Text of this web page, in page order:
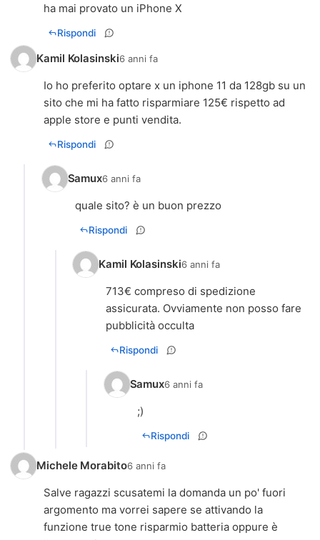
ha mai provato un iPhone X
Rispondi
Kamil Kolasinski6 anni fa
Io ho preferito optare x un iphone 11 da 128gb su un
sito che mi ha fatto risparmiare 125€ rispetto ad
apple store e punti vendita.
Rispondi
Samux6 anni fa
quale sito? è un buon prezzo
Rispondi
Kamil Kolasinski6 anni fa
713€ compreso di spedizione
assicurata. Ovviamente non posso fare
pubblicità occulta
Rispondi
Samux6 anni fa
;)
Rispondi
Michele Morabito6 anni fa
Salve ragazzi scusatemi la domanda un po' fuori
argomento ma vorrei sapere se attivando la
funzione true tone risparmio batteria oppure è